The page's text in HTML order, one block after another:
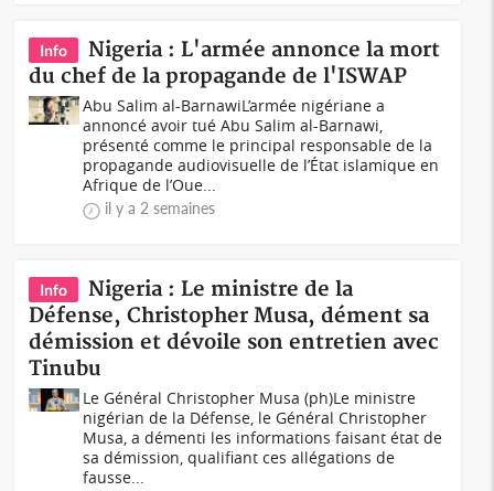
Info
Nigeria : L'armée annonce la mort
du chef de la propagande de l'ISWAP
Abu Salim al-BarnawiL’armée nigériane a
annoncé avoir tué Abu Salim al-Barnawi,
présenté comme le principal responsable de la
propagande audiovisuelle de l’État islamique en
Afrique de l’Oue...
il y a 2 semaines
Info
Nigeria : Le ministre de la
Défense, Christopher Musa, dément sa
démission et dévoile son entretien avec
Tinubu
Le Général Christopher Musa (ph)Le ministre
nigérian de la Défense, le Général Christopher
Musa, a démenti les informations faisant état de
sa démission, qualifiant ces allégations de
fausse...